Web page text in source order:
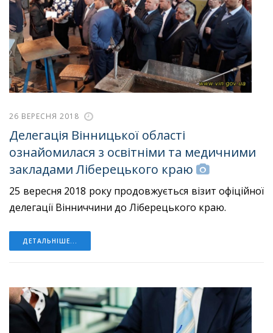
26 ВЕРЕСНЯ 2018
Делегація Вінницької області
ознайомилася з освітніми та медичними
закладами Ліберецького краю
25 вересня 2018 року продовжується візит офіційної
делегації Вінниччини до Ліберецького краю.
ДЕТАЛЬНІШЕ...